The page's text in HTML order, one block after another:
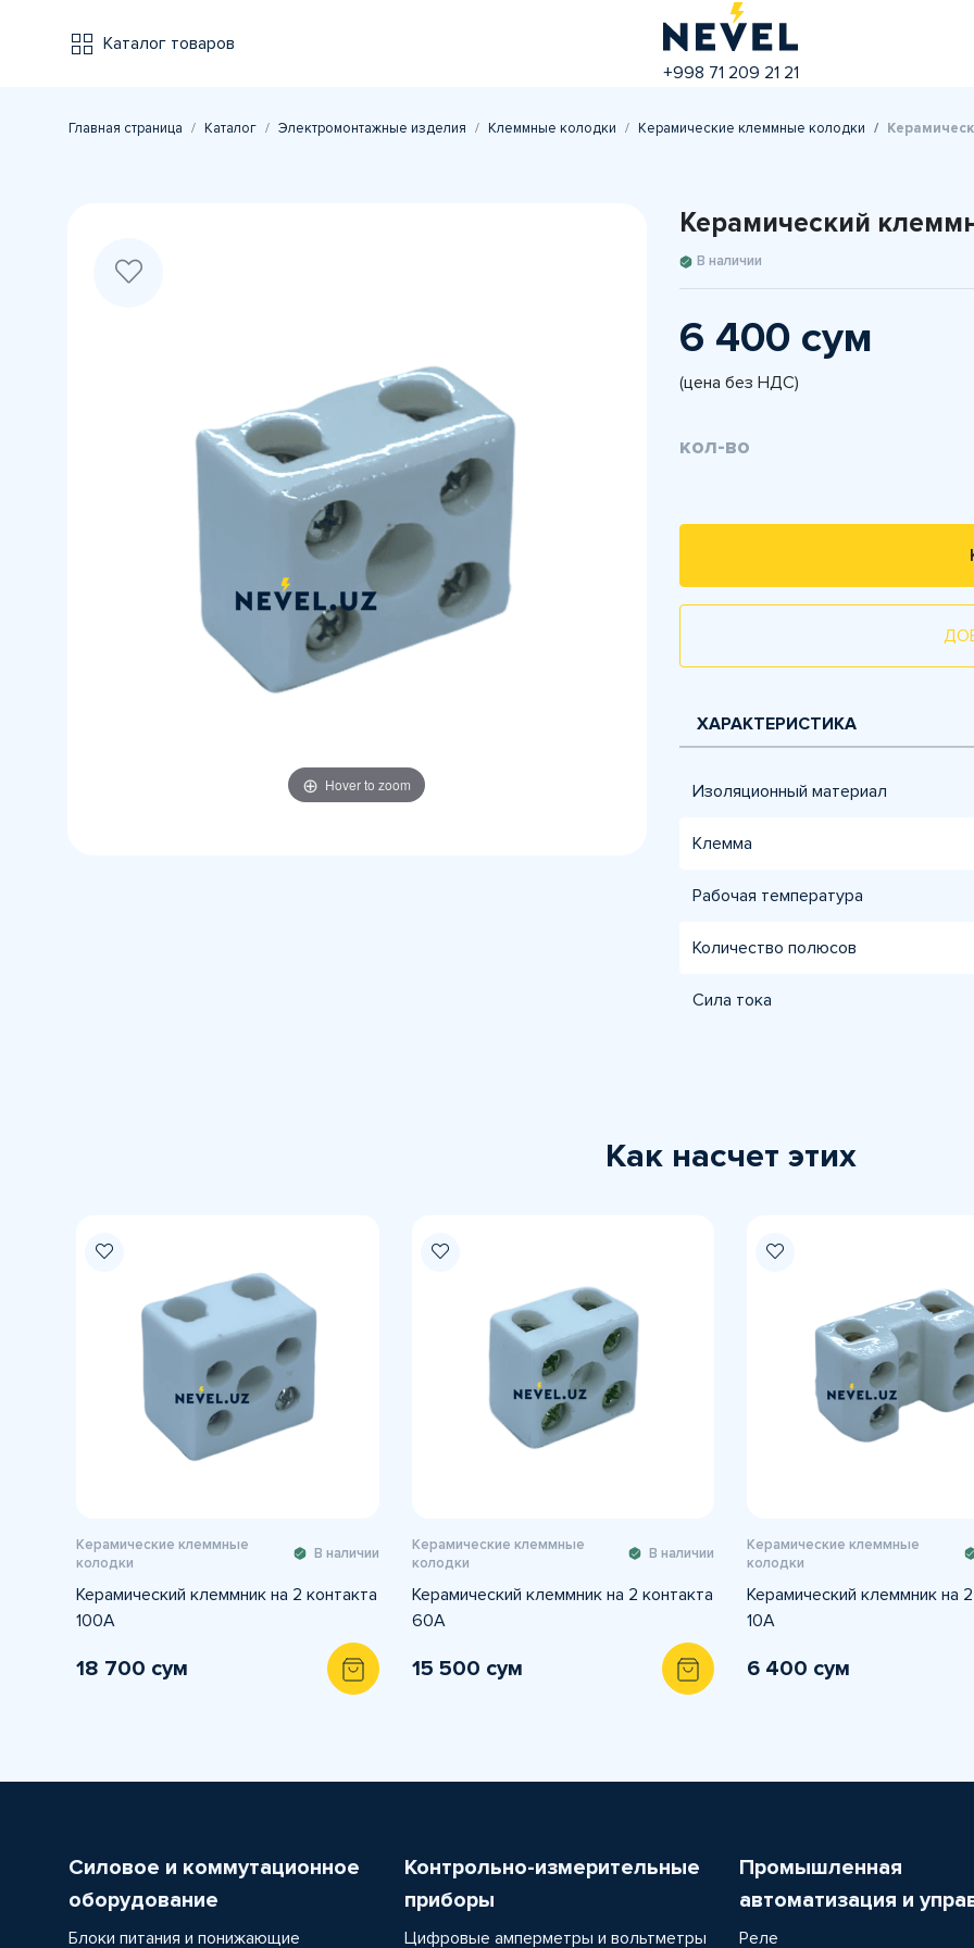
Каталог товаров
+998 71 209 21 21
Главная страница Каталог Электромонтажные изделия Клеммные колодки Керамические клеммные колодки
Hover to zoom
Керамический
В наличии
6 400 сум
(цена без НДС)
кол-во
ХАРАКТЕРИСТИКА
Изоляционный материал
Клемма
Рабочая температура
Количество полюсов
Сила тока
Как насчет этих
Керамические клеммные
колодки
В наличии
Керамический клеммник на 2 контакта
100A
18 700 сум
Керамические клеммные
колодки
В наличии
Керамический клеммник на 2 контакта
60A
15 500 сум
Керамические клеммные
колодки
Керамический клеммник на
10A
6 400 сум
Силовое и коммутационное
оборудование
Блоки питания и понижающие
Контрольно-измерительные
приборы
Цифровые амперметры и вольтметры
Промышленная
автоматизация и
Реле